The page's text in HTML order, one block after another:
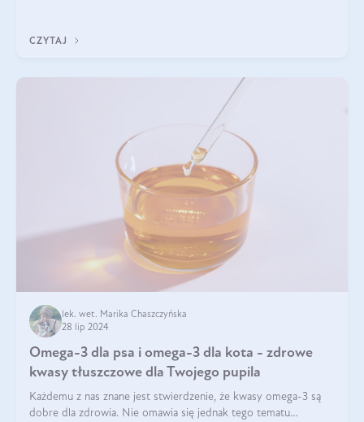
CZYTAJ
lek. wet. Marika Chaszczyńska
28 lip 2024
Omega-3 dla psa i omega-3 dla kota - zdrowe
kwasy tłuszczowe dla Twojego pupila
Każdemu z nas znane jest stwierdzenie, że kwasy omega-3 są
dobre dla zdrowia. Nie omawia się jednak tego tematu